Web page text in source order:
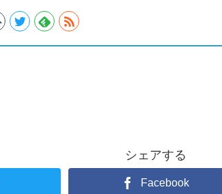
シェアする
Facebook